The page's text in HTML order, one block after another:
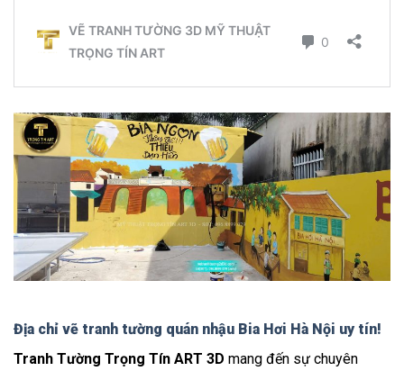
Địa chỉ vẽ tranh tường quán nhậu Bia Hơi Hà Nội uy tín!
Tranh Tường Trọng Tín ART 3D mang đến sự chuyên